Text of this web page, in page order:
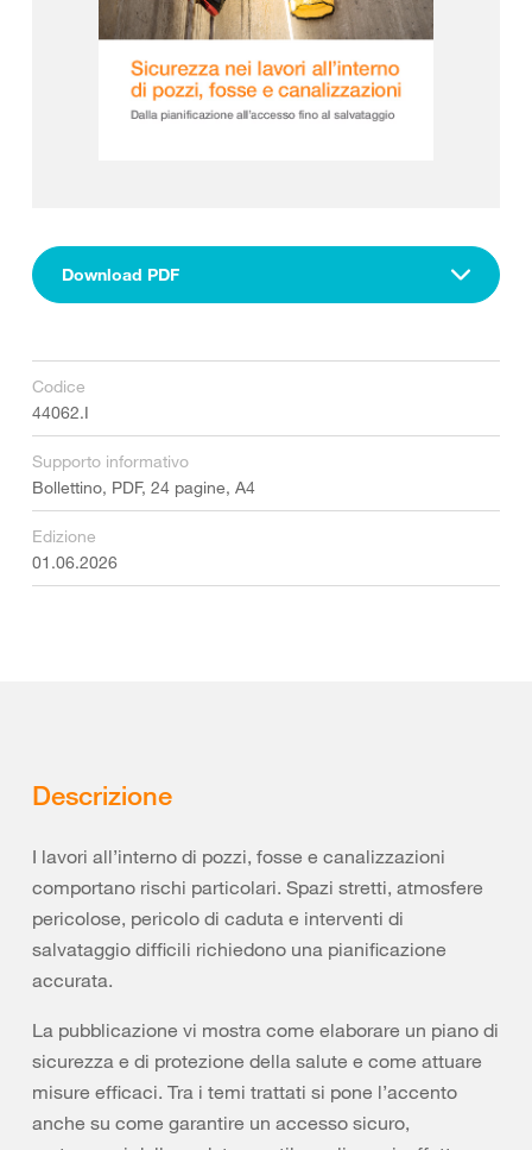
Download PDF
Codice
44062.I
Supporto informativo
Bollettino, PDF, 24 pagine, A4
Edizione
01.06.2026
Descrizione
I lavori all’interno di pozzi, fosse e canalizzazioni
comportano rischi particolari. Spazi stretti, atmosfere
pericolose, pericolo di caduta e interventi di
salvataggio difficili richiedono una pianificazione
accurata.
La pubblicazione vi mostra come elaborare un piano di
sicurezza e di protezione della salute e come attuare
misure efficaci. Tra i temi trattati si pone l’accento
anche su come garantire un accesso sicuro,